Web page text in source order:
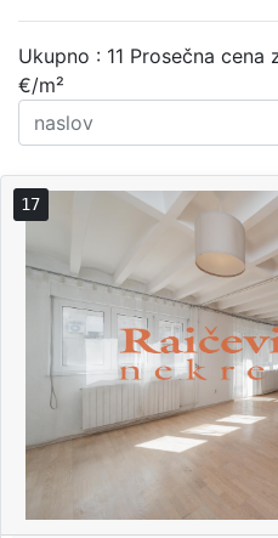
Ukupno : 11 Prosečna cena
€/m²
17